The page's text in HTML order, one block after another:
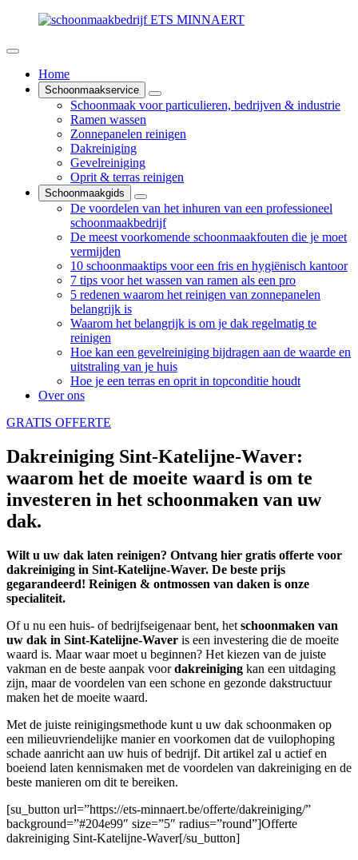
Home
Schoonmaakservice
Schoonmaak voor particulieren, bedrijven & industrie
Ramen wassen
Zonnepanelen reinigen
Dakreiniging
Gevelreiniging
Oprit & terras reinigen
Schoonmaakgids
De voordelen van het inhuren van een professioneel
schoonmaakbedrijf
De meest voorkomende schoonmaakfouten die je moet
vermijden
10 schoonmaaktips voor een fris en hygiënisch kantoor
7 tips voor het wassen van ramen als een pro
5 redenen waarom het reinigen van zonnepanelen
belangrijk is
Waarom het belangrijk is om je dak regelmatig te
reinigen
Hoe kan een gevelreiniging bijdragen aan de waarde en
uitstraling van je huis
Hoe je een terras en oprit in topconditie houdt
Over ons
GRATIS OFFERTE
Dakreiniging Sint-Katelijne-Waver:
waarom het de moeite waard is om te
investeren in het schoonmaken van uw
dak.
Wilt u uw dak laten reinigen? Ontvang hier gratis offerte voor
dakreiniging in Sint-Katelijne-Waver. De beste prijs
gegarandeerd! Reinigen & ontmossen van daken is onze
specialiteit.
Of u nu een huis- of bedrijfseigenaar bent, het schoonmaken van
uw dak in Sint-Katelijne-Waver is een investering die de moeite
waard is. Maar waar moet u beginnen? Het kiezen van de juiste
vakman en de beste aanpak voordakreiniging kan een uitdaging
zijn, maar de voordelen van een schone en gezonde dakstructuur
maken het de moeite waard.
Met de juiste reinigingsmethode kunt u uw dak schoonmaken op
een milieuvriendelijke manier en voorkomen dat de vuilophoping
schade aanricht aan uw huis of bedrijf. Dit artikel zal u actief en
boeiend laten kennismaken met de voordelen van dakreiniging en de
beste manieren om dit te bereiken.
[su_button url=”https://ets-minnaert.be/offerte/dakreiniging/”
background=”#204e99″ size=”5″ radius=”round”]Offerte
dakreiniging Sint-Katelijne-Waver[/su_button]